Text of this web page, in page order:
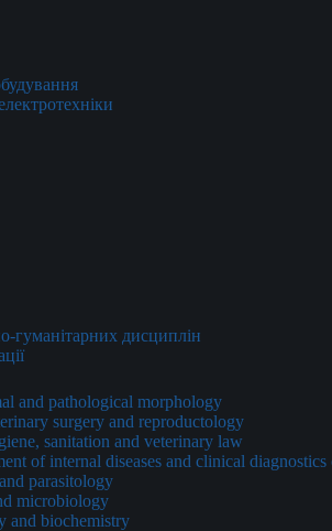
гуманітарних дисциплін
and pathological morphology
surgery and reproductology
sanitation and veterinary law
of internal diseases and clinical
parasitology
microbiology
and biochemistry